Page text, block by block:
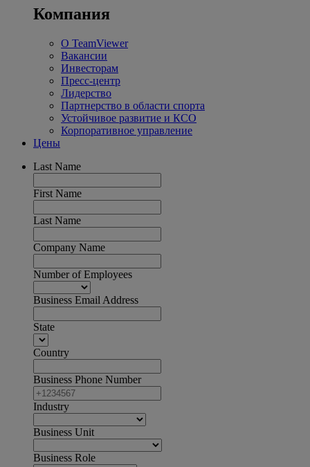
Компания
О TeamViewer
Вакансии
Инвесторам
Пресс-центр
Лидерство
Партнерство в области спорта
Устойчивое развитие и КСО
Корпоративное управление
Цены
Last Name
First Name
Last Name
Company Name
Number of Employees
Business Email Address
State
Country
Business Phone Number
Industry
Business Unit
Business Role